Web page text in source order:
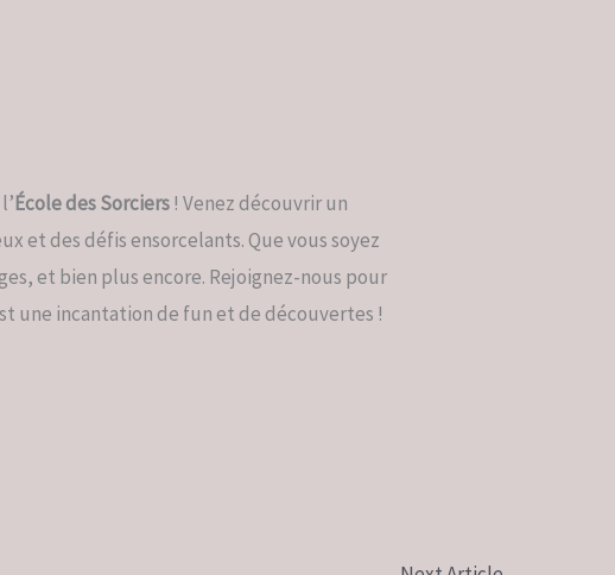
École des Sorciers! Venez découvrir un
et des défis ensorcelants. Que vous soyez
et bien plus encore. Rejoignez-nous pour
une incantation de fun et de découvertes !